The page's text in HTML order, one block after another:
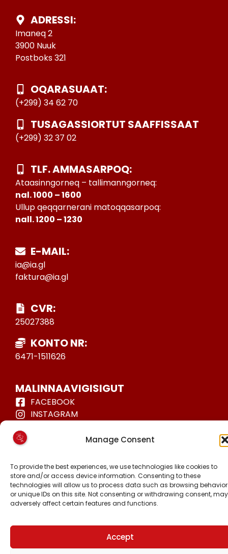
Manage Consent
To provide the best experiences, we use technologies like cookies to
store and/or access device information. Consenting to these
technologies will allow us to process data such as browsing behavior
or unique IDs on this site. Not consenting or withdrawing consent, may
adversely affect certain features and functions.
Accept
ADRESSI:
Imaneq 2
3900 Nuuk
Postboks 321
OQARASUAAT:
(+299) 34 62 70
TUSAGASSIORTUT SAAFFISSAAT
(+299) 32 37 02
TLF. AMMASARPOQ:
Ataasinngorneq – tallimanngorneq:
nal. 1000 – 1600
Ullup qeqqarnerani matoqqasarpoq:
nall. 1200 – 1230
E-MAIL:
ia@ia.gl
faktura@ia.gl
CVR:
25027388
KONTO NR:
6471-1511626
MALINNAAVIGISIGUT
FACEBOOK
INSTAGRAM
Piginnittussaatitaaneq © 2024 Inuit Ataqatigiit.
Hjemmeside.gl-imit
-mit suliarineqarpoq